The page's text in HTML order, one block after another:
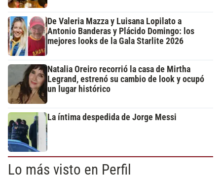
De Valeria Mazza y Luisana Lopilato a
Antonio Banderas y Plácido Domingo: los
mejores looks de la Gala Starlite 2026
Natalia Oreiro recorrió la casa de Mirtha
Legrand, estrenó su cambio de look y ocupó
un lugar histórico
La íntima despedida de Jorge Messi
Lo más visto en Perfil